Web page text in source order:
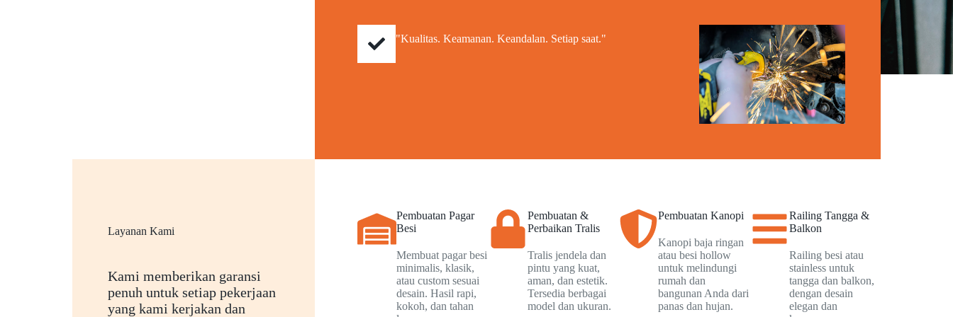
"Kualitas. Keamanan. Keandalan. Setiap saat."
Layanan Kami
Kami memberikan garansi
penuh untuk setiap pekerjaan
yang kami kerjakan dan
Pembuatan Pagar
Besi
Membuat pagar besi
minimalis, klasik,
atau custom sesuai
desain. Hasil rapi,
kokoh, dan tahan
Pembuatan &
Perbaikan Tralis
Tralis jendela dan
pintu yang kuat,
aman, dan estetik.
Tersedia berbagai
model dan ukuran.
Pembuatan Kanopi
Kanopi baja ringan
atau besi hollow
untuk melindungi
rumah dan
bangunan Anda dari
panas dan hujan.
Railing Tangga &
Balkon
Railing besi atau
stainless untuk
tangga dan balkon,
dengan desain
elegan dan